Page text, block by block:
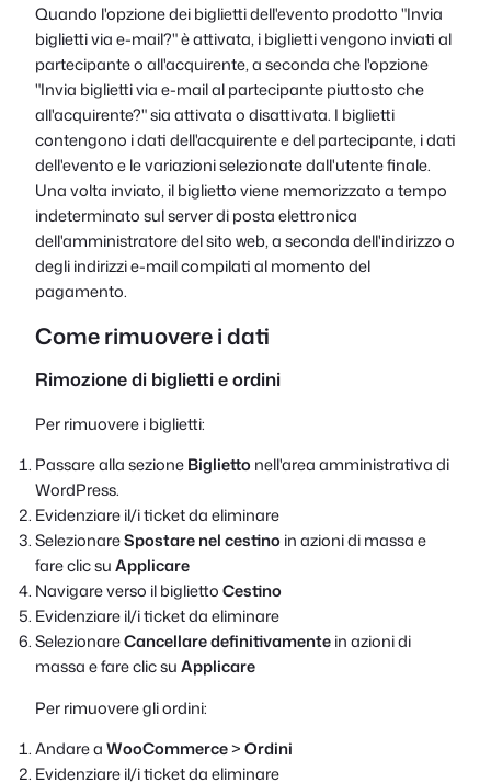
Quando l'opzione dei biglietti dell'evento prodotto "Invia
biglietti via e-mail?" è attivata, i biglietti vengono inviati al
partecipante o all'acquirente, a seconda che l'opzione
"Invia biglietti via e-mail al partecipante piuttosto che
all'acquirente?" sia attivata o disattivata. I biglietti
contengono i dati dell'acquirente e del partecipante, i dati
dell'evento e le variazioni selezionate dall'utente finale.
Una volta inviato, il biglietto viene memorizzato a tempo
indeterminato sul server di posta elettronica
dell'amministratore del sito web, a seconda dell'indirizzo o
degli indirizzi e-mail compilati al momento del
pagamento.
Come rimuovere i dati
Rimozione di biglietti e ordini
Per rimuovere i biglietti:
Passare alla sezioneBigliettonell'area amministrativa di
WordPress.
Evidenziare il/i ticket da eliminare
SelezionareSpostare nel cestinoin azioni di massa e
fare clic suApplicare
Navigare verso il bigliettoCestino
Evidenziare il/i ticket da eliminare
SelezionareCancellare definitivamentein azioni di
massa e fare clic suApplicare
Per rimuovere gli ordini:
Andare aWooCommerce>Ordini
Evidenziare il/i ticket da eliminare